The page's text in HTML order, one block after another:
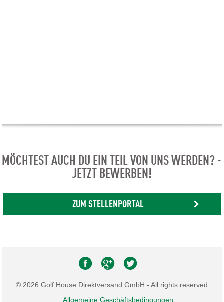
MÖCHTEST AUCH DU EIN TEIL VON UNS WERDEN? -
JETZT BEWERBEN!
ZUM STELLENPORTAL
© 2026 Golf House Direktversand GmbH - All rights reserved
Allgemeine Geschäftsbedingungen